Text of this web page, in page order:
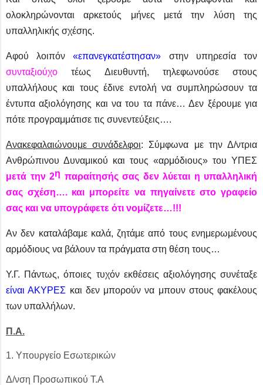
ολοκληρώνονται αρκετούς μήνες μετά την λύση της
υπαλληλικής σχέσης.
Αφού λοιπόν«επανεγκατέστησαν» στην υπηρεσία τον
συνταξιούχο τέως Διευθυντή, τηλεφωνούσε στους
υπαλλήλους και τους έδινε εντολή να συμπληρώσουν τα
έντυπα αξιολόγησης και να του τα πάνε… Δεν ξέρουμε για
πότε προγραμμάτισε τις συνεντεύξεις….
Ανακεφαλαιώνουμε συνάδελφοι: Σύμφωνα με την Δ/ντρια
Ανθρώπινου Δυναμικού και τους «αρμόδιους» του ΥΠΕΣ
μετά την 2η παραίτησής σας δεν λύεται η υπαλληλική
σας σχέση…. και μπορείτε να πηγαίνετε στο γραφείο
σας και να υπογράφετε ότι νομίζετε…!!!
Αν δεν καταλάβαμε καλά, ζητάμε από τους ενημερωμένους
αρμόδιους να βάλουν τα πράγματα στη θέση τους…
Υ.Γ. Πάντως, όποιες τυχόν εκθέσεις αξιολόγησης συνέταξε
είναι ΑΚΥΡΕΣ και δεν μπορούν να μπουν στους φακέλους
των υπαλλήλων.
Π.Α.
1. Υπουργείο Εσωτερικών
Δ/νση Προσωπικού Τ.Α